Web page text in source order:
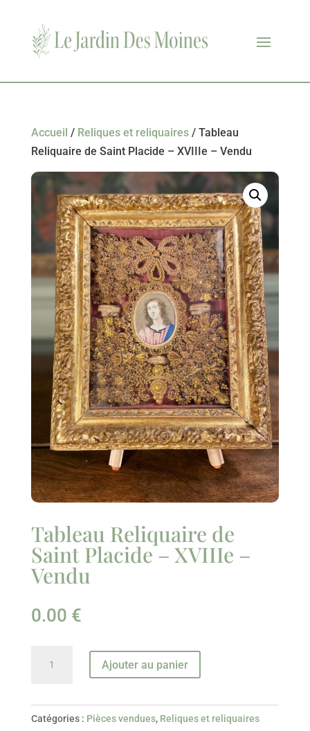
Accueil / Reliques et reliquaires/ Tableau
Reliquaire de Saint Placide – XVIIIe – Vendu
Tableau Reliquaire de
Saint Placide – XVIIIe –
Vendu
0.00 €
Ajouter au panier
Catégories : Pièces vendues, Reliques et reliquaires